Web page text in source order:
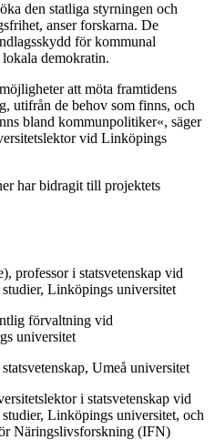
den statliga styrningen och
anser forskarna. De
för kommunal
demokratin.
att möta framtidens
utifrån de behov som finns, och
bland kommunpolitiker«, säger
vid Linköpings
har bidragit till projektets
professor i statsvetenskap vid
Linköpings universitet
förvaltning vid
universitet
Umeå universitet
i statsvetenskap vid
Linköpings universitet, och
Näringslivsforskning (IFN)